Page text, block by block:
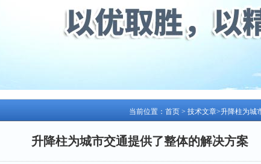
当前位置： 首页 > 技术文章>升降柱为城
升降柱为城市交通提供了整体的解决方案